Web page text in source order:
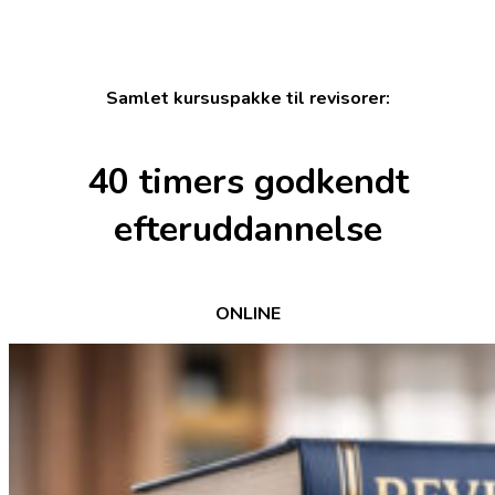
Samlet kursuspakke til revisorer:
40 timers godkendt
efteruddannelse
ONLINE